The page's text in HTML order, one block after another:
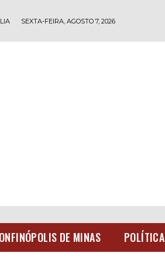
SEXTA-FEIRA, AGOSTO 7, 2026
DE MINAS POLÍTICA